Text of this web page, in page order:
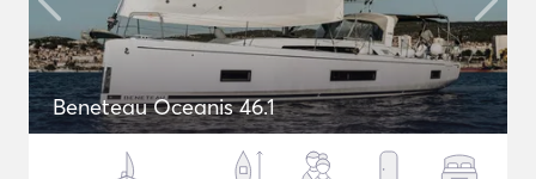
Beneteau Oceanis 46.1